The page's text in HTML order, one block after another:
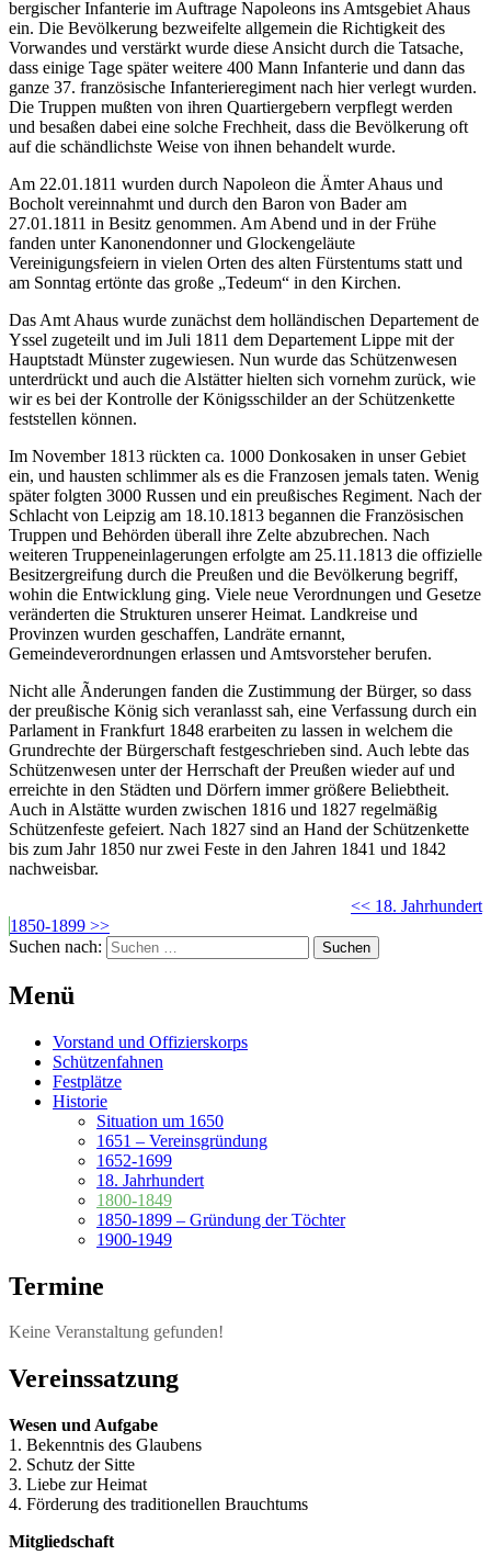
bergischer Infanterie im Auftrage Napoleons ins Amtsgebiet Ahaus
ein. Die Bevölkerung bezweifelte allgemein die Richtigkeit des
Vorwandes und verstärkt wurde diese Ansicht durch die Tatsache,
dass einige Tage später weitere 400 Mann Infanterie und dann das
ganze 37. französische Infanterieregiment nach hier verlegt wurden.
Die Truppen mußten von ihren Quartiergebern verpflegt werden
und besaßen dabei eine solche Frechheit, dass die Bevölkerung oft
auf die schändlichste Weise von ihnen behandelt wurde.
Am 22.01.1811 wurden durch Napoleon die Ämter Ahaus und
Bocholt vereinnahmt und durch den Baron von Bader am
27.01.1811 in Besitz genommen. Am Abend und in der Frühe
fanden unter Kanonendonner und Glockengeläute
Vereinigungsfeiern in vielen Orten des alten Fürstentums statt und
am Sonntag ertönte das große „Tedeum“ in den Kirchen.
Das Amt Ahaus wurde zunächst dem holländischen Departement de
Yssel zugeteilt und im Juli 1811 dem Departement Lippe mit der
Hauptstadt Münster zugewiesen. Nun wurde das Schützenwesen
unterdrückt und auch die Alstätter hielten sich vornehm zurück, wie
wir es bei der Kontrolle der Königsschilder an der Schützenkette
feststellen können.
Im November 1813 rückten ca. 1000 Donkosaken in unser Gebiet
ein, und hausten schlimmer als es die Franzosen jemals taten. Wenig
später folgten 3000 Russen und ein preußisches Regiment. Nach der
Schlacht von Leipzig am 18.10.1813 begannen die Französischen
Truppen und Behörden überall ihre Zelte abzubrechen. Nach
weiteren Truppeneinlagerungen erfolgte am 25.11.1813 die offizielle
Besitzergreifung durch die Preußen und die Bevölkerung begriff,
wohin die Entwicklung ging. Viele neue Verordnungen und Gesetze
veränderten die Strukturen unserer Heimat. Landkreise und
Provinzen wurden geschaffen, Landräte ernannt,
Gemeindeverordnungen erlassen und Amtsvorsteher berufen.
Nicht alle Ãnderungen fanden die Zustimmung der Bürger, so dass
der preußische König sich veranlasst sah, eine Verfassung durch ein
Parlament in Frankfurt 1848 erarbeiten zu lassen in welchem die
Grundrechte der Bürgerschaft festgeschrieben sind. Auch lebte das
Schützenwesen unter der Herrschaft der Preußen wieder auf und
erreichte in den Städten und Dörfern immer größere Beliebtheit.
Auch in Alstätte wurden zwischen 1816 und 1827 regelmäßig
Schützenfeste gefeiert. Nach 1827 sind an Hand der Schützenkette
bis zum Jahr 1850 nur zwei Feste in den Jahren 1841 und 1842
nachweisbar.
<< 18. Jahrhundert
1850-1899 >>
Suchen nach:
Menü
Vorstand und Offizierskorps
Schützenfahnen
Festplätze
Historie
Situation um 1650
1651 – Vereinsgründung
1652-1699
18. Jahrhundert
1800-1849
1850-1899 – Gründung der Töchter
1900-1949
Termine
Keine Veranstaltung gefunden!
Vereinssatzung
Wesen und Aufgabe
1. Bekenntnis des Glaubens
2. Schutz der Sitte
3. Liebe zur Heimat
4. Förderung des traditionellen Brauchtums
Mitgliedschaft